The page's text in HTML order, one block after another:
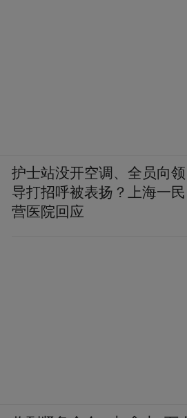
护士站没开空调、全员向领
导打招呼被表扬？上海一民
营医院回应